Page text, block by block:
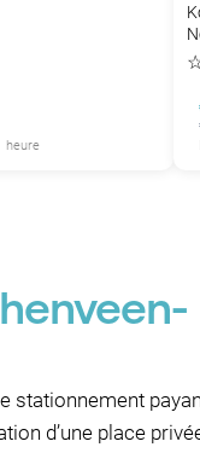
heure
stationnement
d’une place